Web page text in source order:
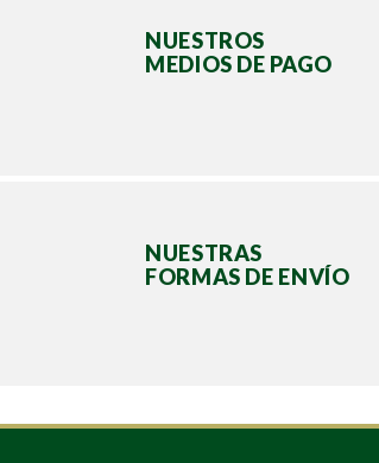
NUESTROS
MEDIOS DE PAGO
NUESTRAS
FORMAS DE ENVÍO